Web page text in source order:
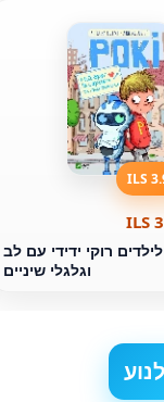
רוקי ידידי עם לב
וגלגלי שיניים